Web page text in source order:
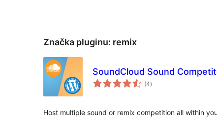
Značka pluginu: remix
SoundCloud Sound
(4celkové
hodnotenie
)
Host multiple sound or remix competition all within